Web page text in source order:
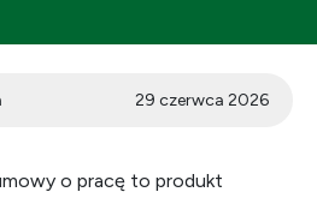
29 czerwca 2026
o pracę to produkt